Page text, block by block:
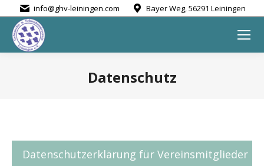
info@ghv-leiningen.com Bayer Weg, 56291 Leiningen
Datenschutz
Datenschutzerklärung für Vereinsmitglieder